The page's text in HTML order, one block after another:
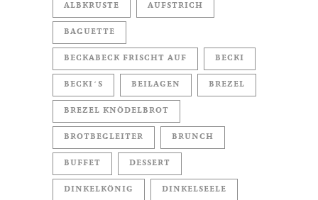
ALBKRUSTE AUFSTRICH
BAGUETTE
BECKABECK FRISCHT AUF BECKI
BECKI´S BEILAGEN BREZEL
BREZEL KNÖDELBROT
BROTBEGLEITER BRUNCH
BUFFET DESSERT
DINKELKÖNIG DINKELSEELE